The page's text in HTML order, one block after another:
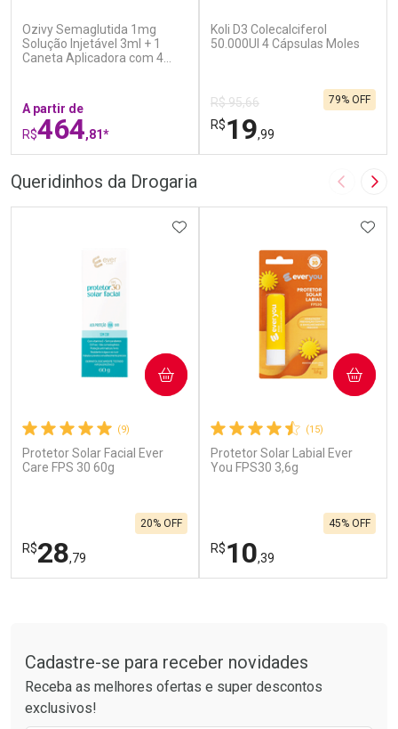
Ozivy Semaglutida 1mg
Solução Injetável 3ml + 1
Caneta Aplicadora com 4
A partir de
R$464,81*
Ativar Desconto
Por R$ 664,02/cada
Koli D3 Colecalciferol
50.000UI 4 Cápsulas Moles
R$ 95,66
R$19,99
79% OFF
Ativar Desconto
Queridinhos da Drogaria Imagem
(9)
Protetor Solar Facial Ever
Care FPS 30 60g
R$28,79
20% OFF
ADICIONAR AOS FAVORITOS
COMPRAR
Laboratório
Por Menos
(15)
Protetor Solar Labial Ever
You FPS30 3,6g
R$10,39
45% OFF
COMPRAR
Laboratório
Por Menos
Cadastre-se para receber novidades
Receba as melhores ofertas e super descontos
exclusivos!